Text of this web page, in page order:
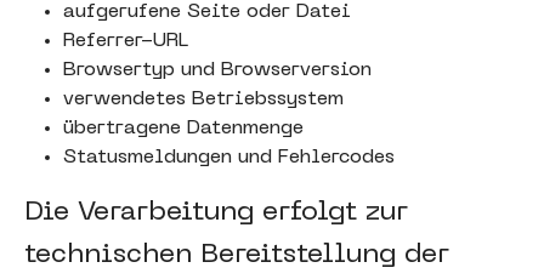
aufgerufene Seite oder Datei
Referrer-URL
Browsertyp und Browserversion
verwendetes Betriebssystem
übertragene Datenmenge
Statusmeldungen und Fehlercodes
Die Verarbeitung erfolgt zur
technischen Bereitstellung der